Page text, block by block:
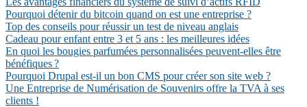
Pourquoi détenir du bitcoin quand on est une entreprise ?
Top des conseils pour réussir un test de niveau anglais
Cadeau pour enfant entre 3 et 5 ans : les meilleures idées
En quoi les bougies parfumées personnalisées peuvent-elles être
bénéfiques ?
Pourquoi Drupal est-il un bon CMS pour créer son site web ?
Une Entreprise de Numérisation de Souvenirs offre la TVA à ses
clients !